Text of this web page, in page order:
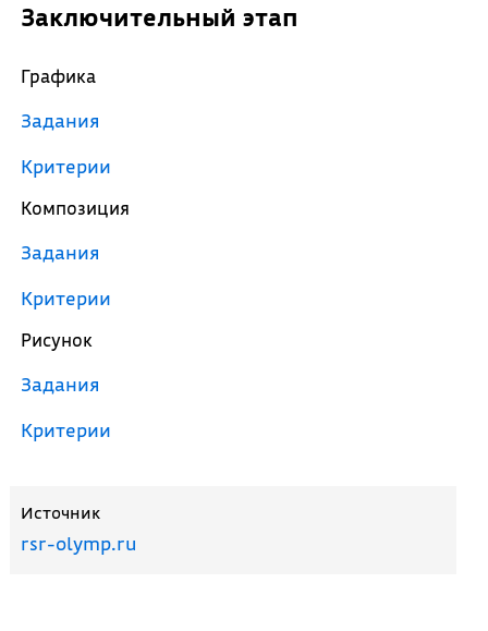
Заключительный этап
Графика
Задания
Критерии
Композиция
Задания
Критерии
Рисунок
Задания
Критерии
Источник
rsr-olymp.ru